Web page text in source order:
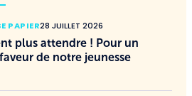
PAPIER28 JUILLET 2026
plus attendre ! Pour un
de notre jeunesse